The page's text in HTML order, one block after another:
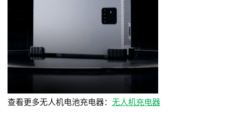
查看更多无人机电池充电器： 无人机充电器